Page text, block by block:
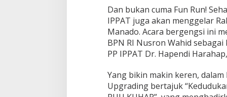
Dan bukan cuma Fun Run!
IPPAT juga akan menggelar
Manado. Acara bergengsi ini
BPN RI Nusron Wahid
PP IPPAT Dr. Hapendi
Yang bikin makin keren,
Upgrading bertajuk